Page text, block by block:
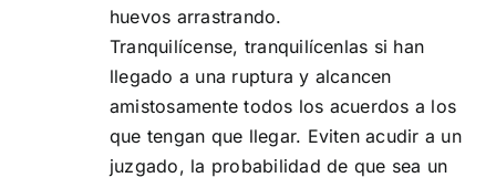
huevos arrastrando.
Tranquilícense, tranquilícenlas si han
llegado a una ruptura y alcancen
amistosamente todos los acuerdos a los
que tengan que llegar. Eviten acudir a un
juzgado, la probabilidad de que sea un